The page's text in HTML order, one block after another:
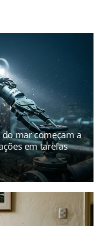
mar começam a
em tarefas